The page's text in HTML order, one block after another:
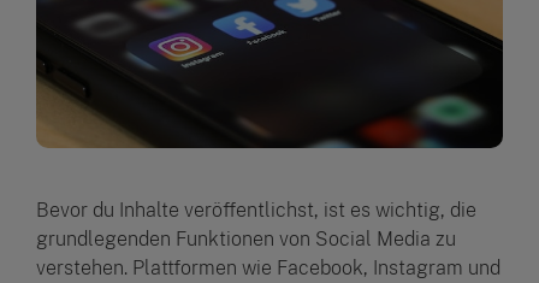
Bevor du Inhalte veröffentlichst, ist es wichtig, die
grundlegenden Funktionen von Social Media zu
verstehen. Plattformen wie Facebook, Instagram und